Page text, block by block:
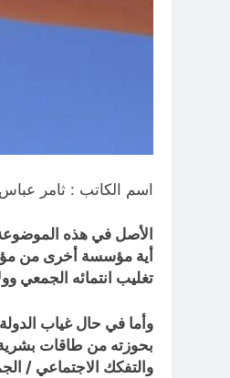
اسم الكاتب : ثامر عباس
الأصل في هذه
أية مؤسسة أخرى من
تغليب انتمائه الجمعي
وأما في حال غياب
بحوزته من طاقات بشرية
والتفكك الاجتماعي /